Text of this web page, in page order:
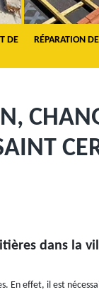
DE
RÉPARATION
dans la
En effet, il est